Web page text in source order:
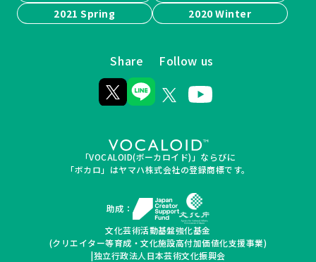
2021 Spring
2020 Winter
Share Follow us
「VOCALOID(ボーカロイド)」ならびに
「ボカロ」はヤマハ株式会社の登録商標です。
助成：
文化芸術活動基盤強化基金
(クリエイター等育成・文化施設高付加価値化支援事業)
|独立行政法人日本芸術文化振興会